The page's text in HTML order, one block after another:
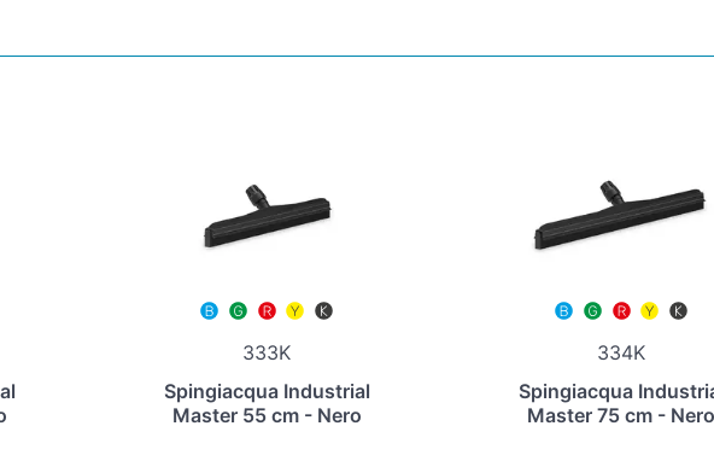
333K
Spingiacqua Industrial
Master 55 cm - Nero
334K
Spingiacqua
Master 75 cm - Nero